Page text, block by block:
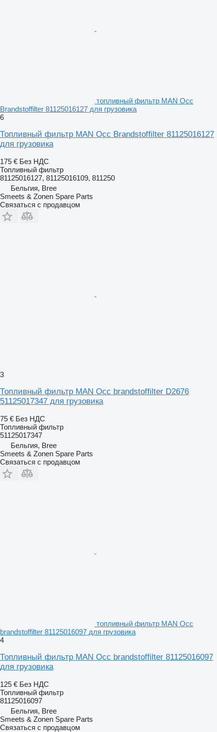
топливный фильтр MAN Occ
Brandstoffilter 81125016127 для грузовика
6
Топливный фильтр MAN Occ Brandstoffilter 81125016127
для грузовика
175 € Без НДС
Топливный фильтр
81125016127, 81125016109, 811250
Бельгия, Bree
Smeets & Zonen Spare Parts
Связаться с продавцом
3
Топливный фильтр MAN Occ brandstoffilter D2676
51125017347 для грузовика
75 € Без НДС
Топливный фильтр
51125017347
Бельгия, Bree
Smeets & Zonen Spare Parts
Связаться с продавцом
топливный фильтр MAN Occ
brandstoffilter 81125016097 для грузовика
4
Топливный фильтр MAN Occ brandstoffilter 81125016097
для грузовика
125 € Без НДС
Топливный фильтр
81125016097
Бельгия, Bree
Smeets & Zonen Spare Parts
Связаться с продавцом